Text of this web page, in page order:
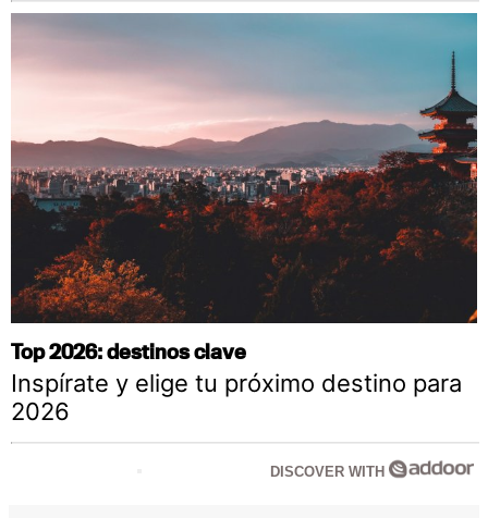
Top 2026: destinos clave
Inspírate y elige tu próximo destino para
2026
DISCOVER WITH